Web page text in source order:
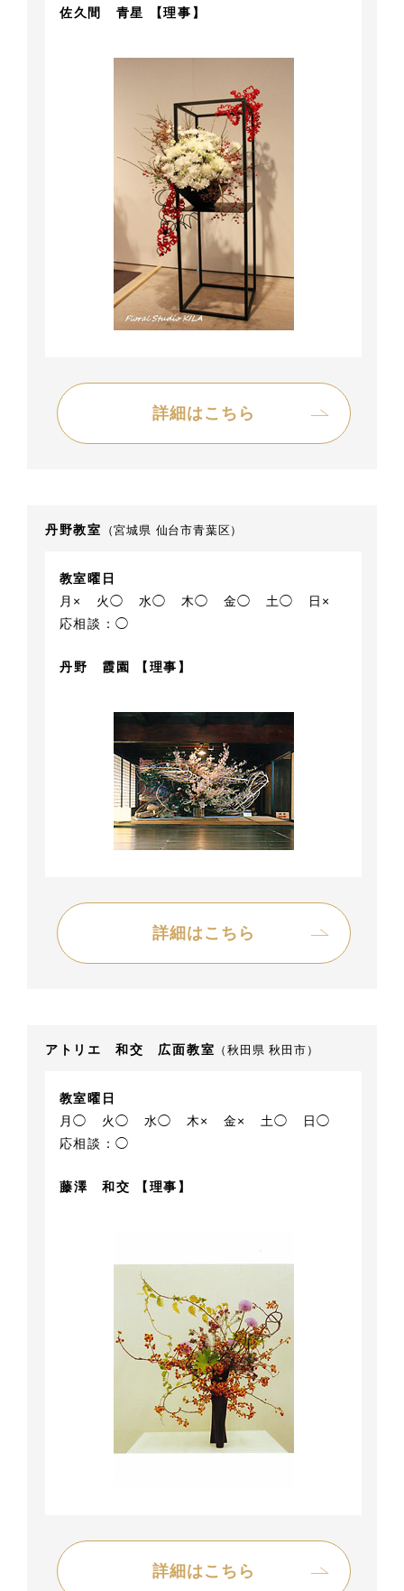
佐久間 青星 【理事】
詳細はこちら
丹野教室 （宮城県 仙台市青葉区）
教室曜日
月×
火◯ 水◯ 木◯ 金◯ 土◯
日×
応相談：◯
丹野 霞園 【理事】
詳細はこちら
アトリエ 和交 広面教室 （秋田県 秋田市）
教室曜日
月◯
火◯ 水◯ 木× 金× 土◯
日◯
応相談：◯
藤澤 和交 【理事】
詳細はこちら